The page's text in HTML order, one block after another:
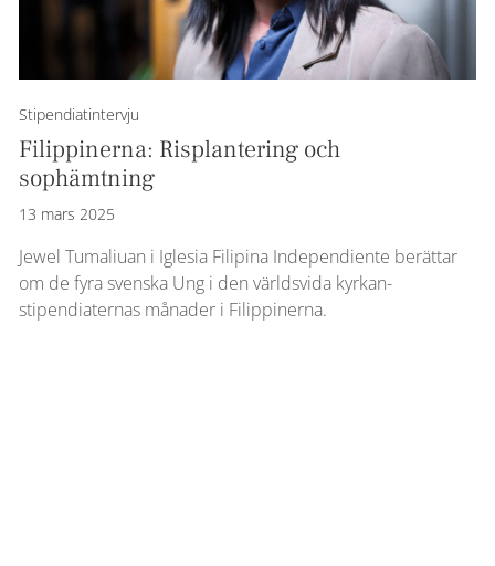
Stipendiatintervju
Filippinerna: Risplantering och
sophämtning
13 mars 2025
Jewel Tumaliuan i Iglesia Filipina Independiente berättar
om de fyra svenska Ung i den världsvida kyrkan-
stipendiaternas månader i Filippinerna.